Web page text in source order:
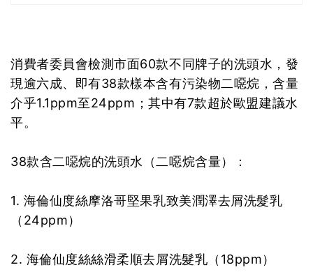
消費者委員會檢測市面60款不同牌子的洗頭水，發
現逾六成、即有38款樣本含有污染物二噁烷，含量
介乎1.1ppm至24ppm；其中有7款超於歐盟建議水
平。
38款含二噁烷的洗頭水（二噁烷含量）：
1. 海倫仙度絲摩洛哥堅果乳致美潤澤去屑洗髮乳
（24ppm）
2. 海倫仙度絲絲滑柔順去屑洗髮乳（18ppm）